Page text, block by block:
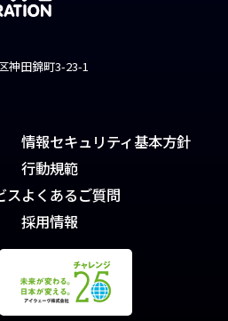
神田錦町3-23-1
ス
情報セキュリティ基本方針
行動規範
よくあるご質問
採用情報